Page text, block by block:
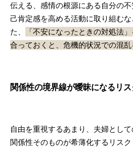
伝える、感情の根源にある自分の
己肯定感を高める活動に取り組む
た、
「不安になったときの対処法
合っておくと、危機的状況での混
関係性の境界線が曖昧になるリス
自由を重視するあまり、夫婦として
関係性そのものが希薄化するリス